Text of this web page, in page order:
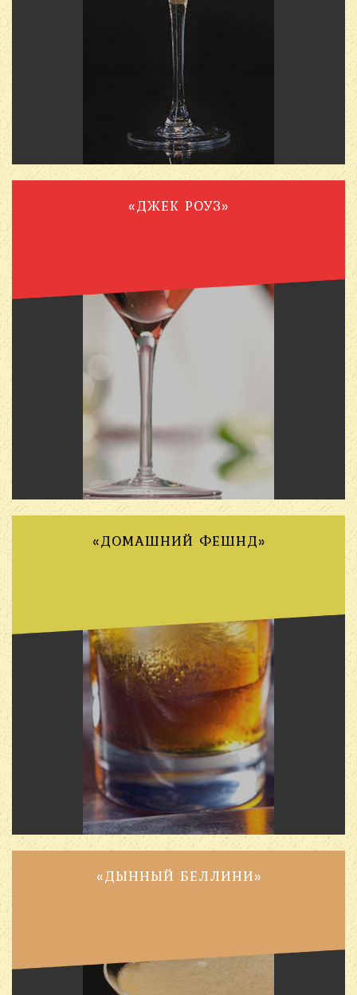
«ДЖЕК РОУЗ»
«ДОМАШНИЙ ФЕШНД»
«ДЫННЫЙ БЕЛЛИНИ»